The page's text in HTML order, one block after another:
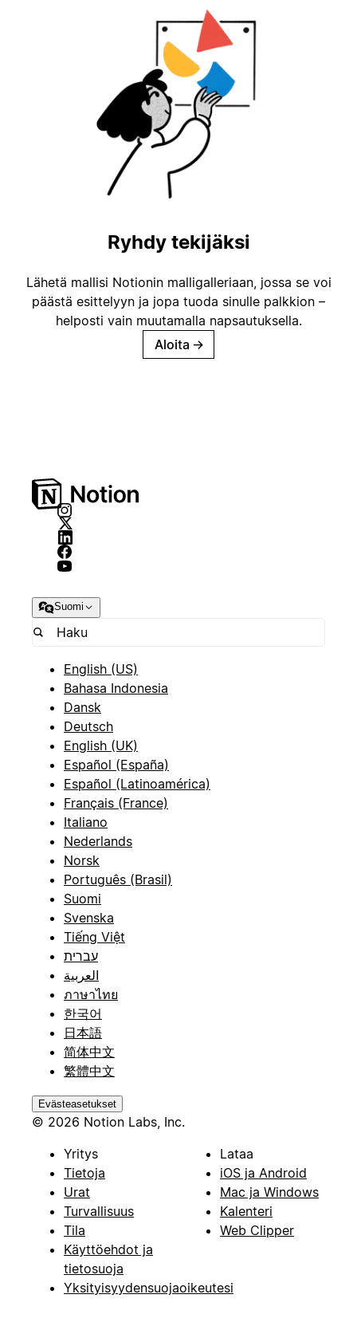
Ryhdy tekijäksi
Lähetä mallisi Notionin malligalleriaan, jossa se voi
päästä esittelyyn ja jopa tuoda sinulle palkkion –
helposti vain muutamalla napsautuksella.
Aloita →
Suomi
English (US)
Bahasa Indonesia
Dansk
Deutsch
English (UK)
Español (España)
Español (Latinoamérica)
Français (France)
Italiano
Nederlands
Norsk
Português (Brasil)
Suomi
Svenska
Tiếng Việt
עברית
العربية
ภาษาไทย
한국어
日本語
简体中文
繁體中文
Evästeasetukset
© 2026 Notion Labs, Inc.
Yritys
Tietoja
Urat
Turvallisuus
Tila
Käyttöehdot ja
tietosuoja
Yksityisyydensuojaoikeutesi
Lataa
iOS ja Android
Mac ja Windows
Kalenteri
Web Clipper